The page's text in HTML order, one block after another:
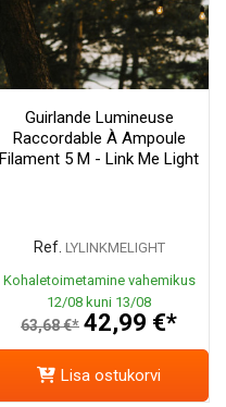
Guirlande Lumineuse
Raccordable À Ampoule
Filament 5 M - Link Me Light
Ref. LYLINKMELIGHT
Kohaletoimetamine vahemikus
12/08 kuni 13/08
63,68 €* 42,99 €*
Lisa ostukorvi